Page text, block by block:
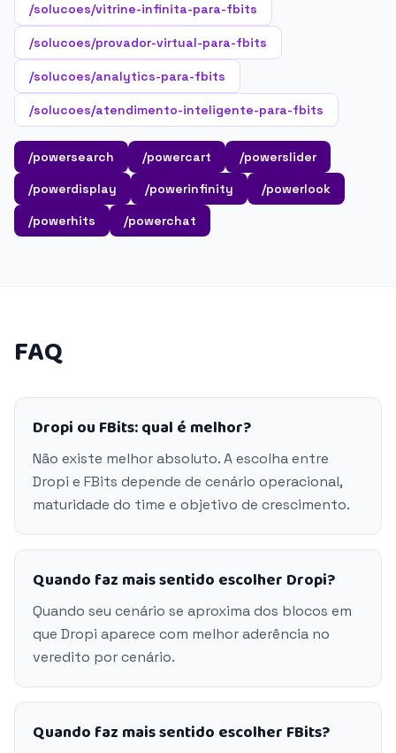
/solucoes/vitrine-infinita-para-fbits
/solucoes/provador-virtual-para-fbits
/solucoes/analytics-para-fbits
/solucoes/atendimento-inteligente-para-fbits
/powersearch /powercart
/powerslider
/powerdisplay
/powerinfinity
/powerlook
/powerhits
/powerchat
FAQ
Dropi ou FBits: qual é melhor?
Não existe melhor absoluto. A escolha entre
Dropi e FBits depende de cenário operacional,
maturidade do time e objetivo de crescimento.
Quando faz mais sentido escolher Dropi?
Quando seu cenário se aproxima dos blocos em
que Dropi aparece com melhor aderência no
veredito por cenário.
Quando faz mais sentido escolher FBits?